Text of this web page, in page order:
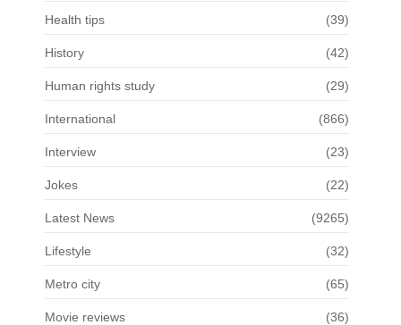
Health tips (39)
History (42)
Human rights study (29)
International (866)
Interview (23)
Jokes (22)
Latest News (9265)
Lifestyle (32)
Metro city (65)
Movie reviews (36)